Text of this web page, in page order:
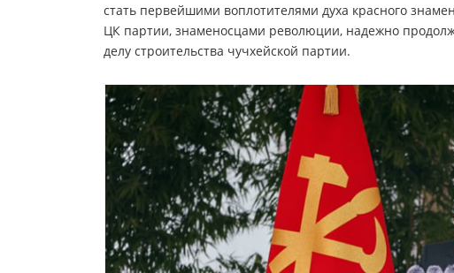
стать первейшими воплотителями духа красного
ЦК партии, знаменосцами революции, надежно
делу строительства чучхейской партии.